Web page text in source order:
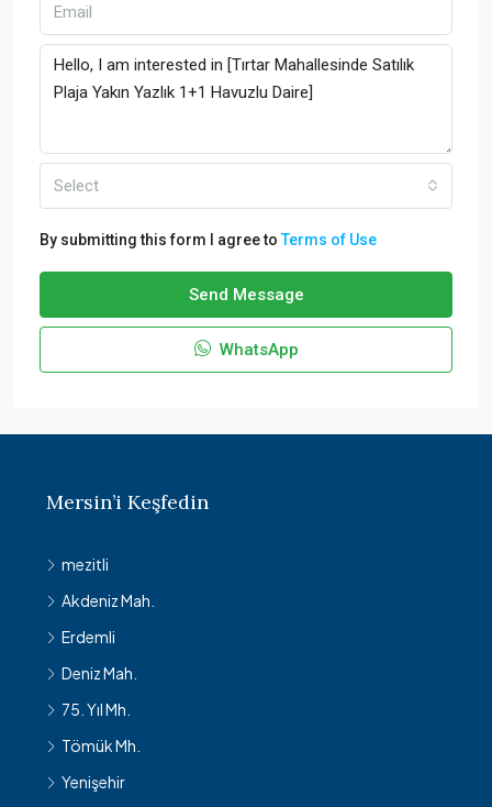
Select
By submitting this form I agree toTerms of Use
Send Message
WhatsApp
Mersin’i Keşfedin
mezitli
Akdeniz Mah.
Erdemli
Deniz Mah.
75. Yıl Mh.
Tömük Mh.
Yenişehir